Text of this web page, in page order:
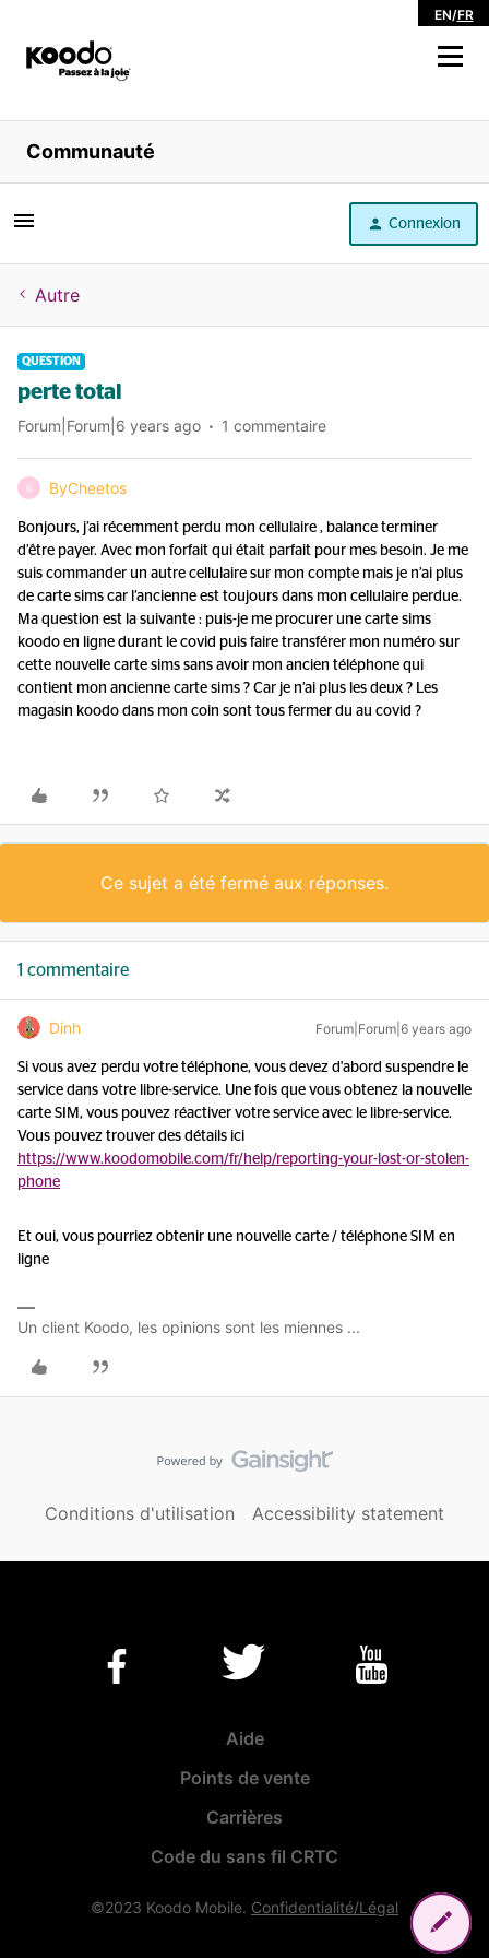
EN/FR
Magasiner
Libre service
Aide
Communauté
Connexion
Autre
QUESTION
perte total
Forum|Forum|6 years ago 1 commentaire
B ByCheetos
Bonjours, j’ai récemment perdu mon cellulaire , balance terminer
d’être payer. Avec mon forfait qui était parfait pour mes besoin. Je me
suis commander un autre cellulaire sur mon compte mais je n’ai plus
de carte sims car l’ancienne est toujours dans mon cellulaire perdue.
Ma question est la suivante : puis-je me procurer une carte sims
koodo en ligne durant le covid puis faire transférer mon numéro sur
cette nouvelle carte sims sans avoir mon ancien téléphone qui
contient mon ancienne carte sims ? Car je n’ai plus les deux ? Les
magasin koodo dans mon coin sont tous fermer du au covid ?
Ce sujet a été fermé aux réponses.
1 commentaire
Dinh Forum|Forum|6 years ago
Si vous avez perdu votre téléphone, vous devez d'abord suspendre le
service dans votre libre-service. Une fois que vous obtenez la nouvelle
carte SIM, vous pouvez réactiver votre service avec le libre-service.
Vous pouvez trouver des détails ici
https://www.koodomobile.com/fr/help/reporting-your-lost-or-stolen-
phone
Et oui, vous pourriez obtenir une nouvelle carte / téléphone SIM en
ligne
Un client Koodo, les opinions sont les miennes ...
Conditions d'utilisation Accessibility statement
Aide
Points de vente
Carrières
Code du sans fil CRTC
©2023 Koodo Mobile. Confidentialité/Légal